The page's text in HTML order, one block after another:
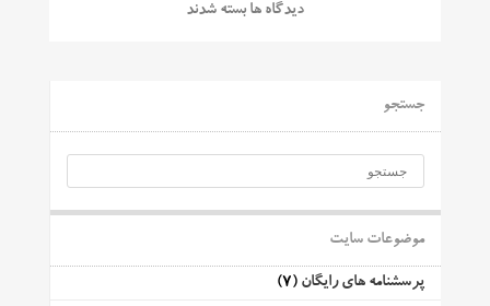
دیدگاه ها بسته شدند
جستجو
موضوعات سایت
پرسشنامه های رایگان (7)